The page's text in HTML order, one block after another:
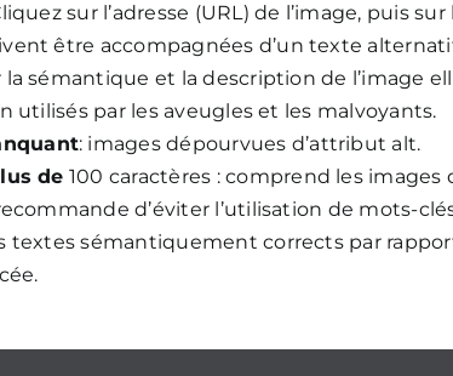
sur l’adresse (URL) de l’image, puis sur
être accompagnées d’un texte
sémantique et la description de l’image
utilisés par les aveugles et les malvoyants.
: images dépourvues d’attribut alt.
de 100 caractères : comprend les
d’éviter l’utilisation de mots-
textes sémantiquement corrects par